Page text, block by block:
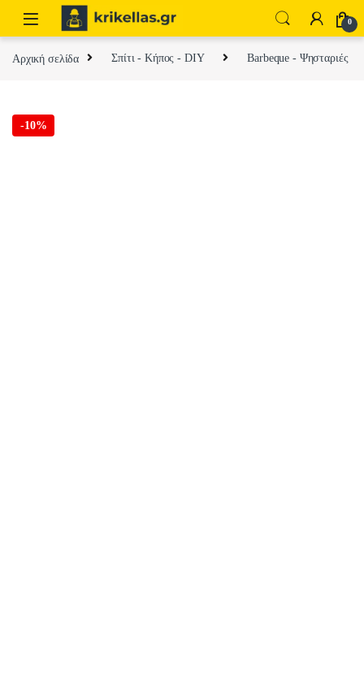
Skip to navigation
Skip to content
0
Αρχική σελίδα Σπίτι - Κήπος - DIY Barbeque - Ψησταριές
-10%